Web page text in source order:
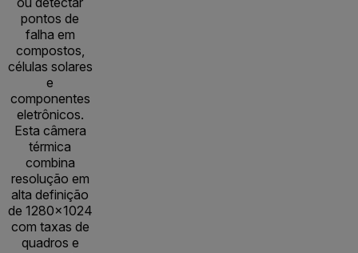
pontos de
falha em
compostos,
células solares
e
componentes
eletrônicos.
Esta câmera
térmica
combina
resolução em
alta definição
de 1280×1024
com taxas de
quadros e